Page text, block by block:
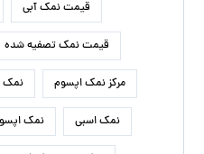
قیمت نمک آبی
قیمت نمک تصفیه شده
مرکز نمک اپسوم نمک
نمک اسبی نمک